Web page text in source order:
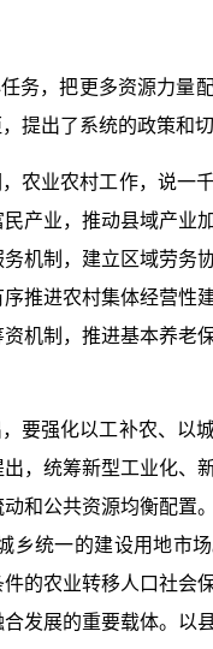
务，把更多资源力量
提出了系统的政策和切
农业农村工作，说一
产业，推动县域产业
机制，建立区域劳务
推进农村集体经营性
机制，推进基本养老
要强化以工补农、以
，统筹新型工业化、
和公共资源均衡配置
乡统一的建设用地市
的农业转移人口社会
发展的重要载体。以